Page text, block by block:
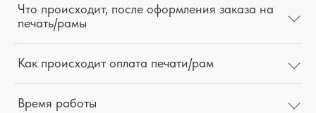
Что происходит, после оформления заказа на
печать/рамы
Как происходит оплата печати/рам
Время работы